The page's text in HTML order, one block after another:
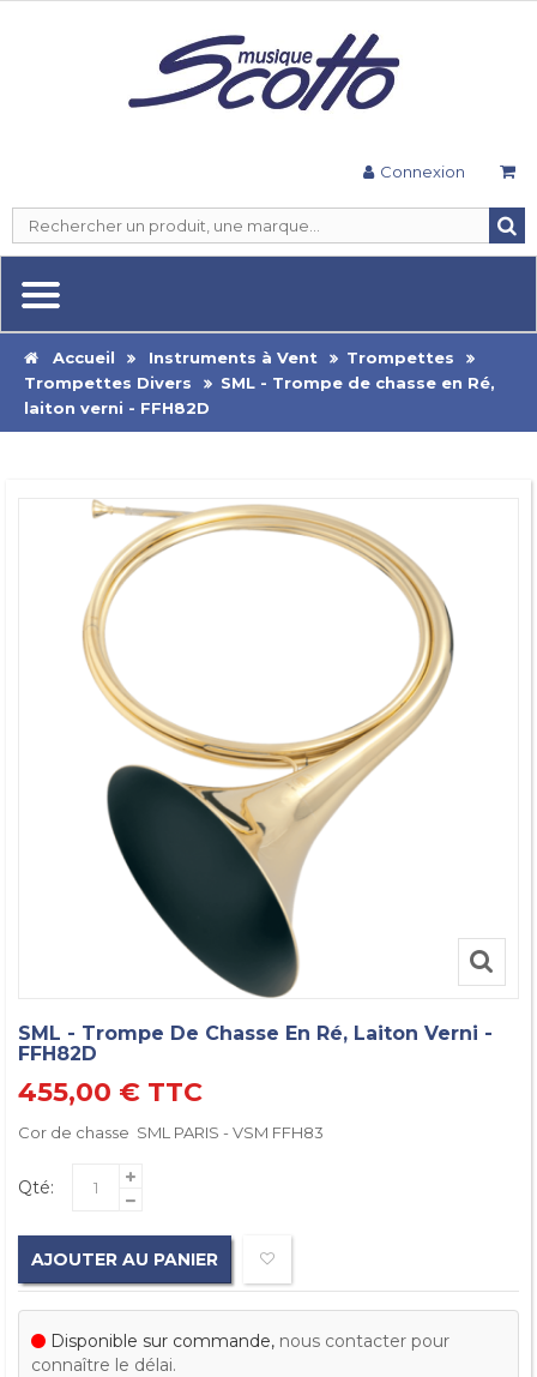
Connexion
Accueil Instruments à Vent
Trompettes
Trompettes Divers
SML - Trompe de chasse en Ré,
laiton verni - FFH82D
SML - Trompe De Chasse En Ré, Laiton Verni -
FFH82D
455,00 € TTC
Cor de chasse SML PARIS - VSM FFH83
Qté:
AJOUTER AU PANIER
Disponible sur commande, nous contacter pour
connaître le délai.